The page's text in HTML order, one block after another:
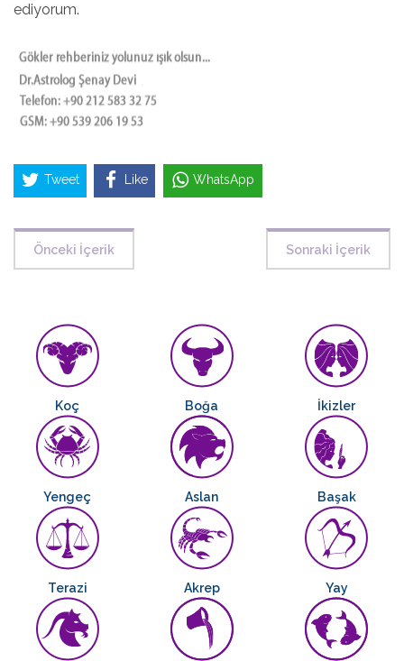
ediyorum.
Tweet Like WhatsApp
Önceki İçerik Sonraki İçerik
Koç Boğa İkizler
Yengeç Aslan Başak
Terazi Akrep Yay